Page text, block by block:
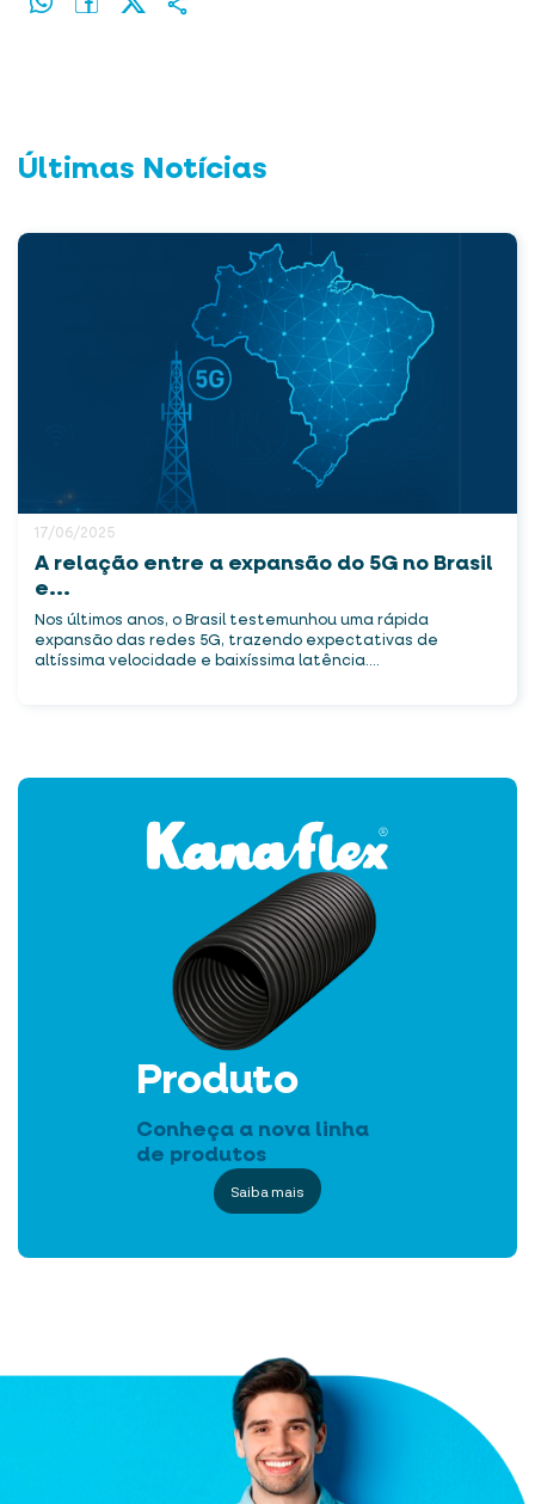
Últimas Notícias
17/06/2025
A relação entre a expansão do 5G no Brasil
e...
Nos últimos anos, o Brasil testemunhou uma rápida
expansão das redes 5G, trazendo expectativas de
altíssima velocidade e baixíssima latência....
Produto
Conheça a nova linha
de produtos
Saiba mais